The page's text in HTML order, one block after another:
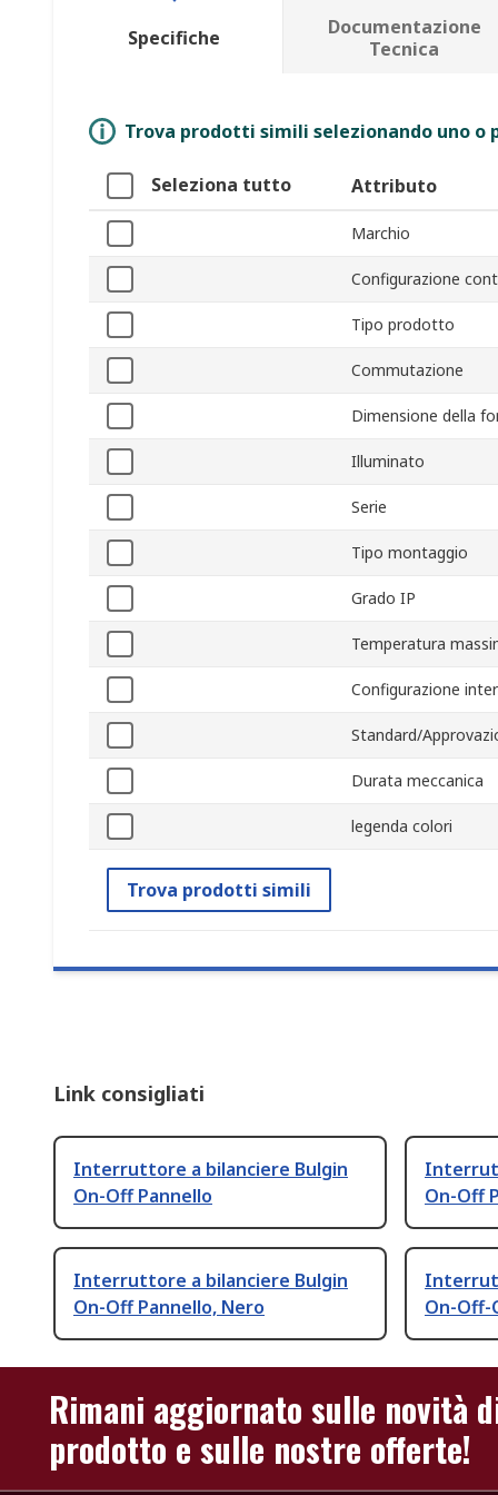
Specifiche
Documentazione
Tecnica
Trova prodotti simili selezionando uno
Seleziona tutto Attributo
Marchio
Configurazione
Tipo prodotto
Commutazione
Dimensione della
Illuminato
Serie
Tipo montaggio
Grado IP
Temperatura
Configurazione
Standard/
Durata meccanica
legenda colori
Trova prodotti simili
Link consigliati
Interruttore a bilanciere Bulgin
On-Off Pannello
On-Off
Interruttore a bilanciere Bulgin
On-Off Pannello, Nero
On-Off-
Rimani aggiornato sulle novità
prodotto e sulle nostre offerte!